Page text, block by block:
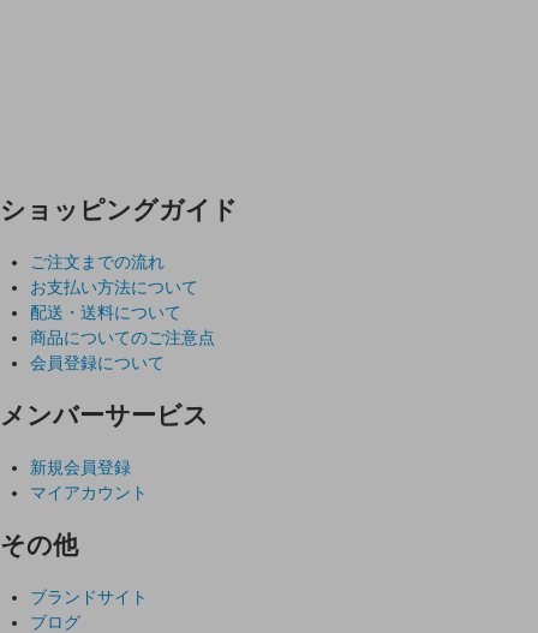
ショッピングガイド
ご注文までの流れ
お支払い方法について
配送・送料について
商品についてのご注意点
会員登録について
メンバーサービス
新規会員登録
マイアカウント
その他
ブランドサイト
ブログ